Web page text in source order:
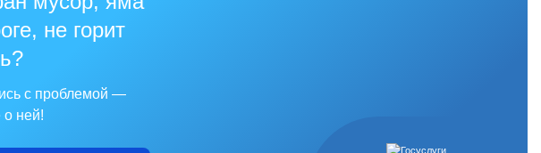
не горит
с проблемой —
о ней!